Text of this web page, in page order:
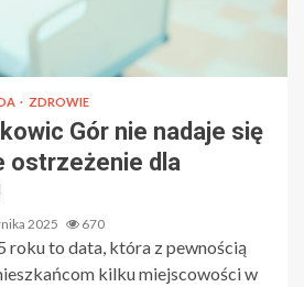
ZDROWIE
Gór nie nadaje się
ostrzeżenie dla
2025 670
roku to data, która z pewnością
kilku miejscowości w